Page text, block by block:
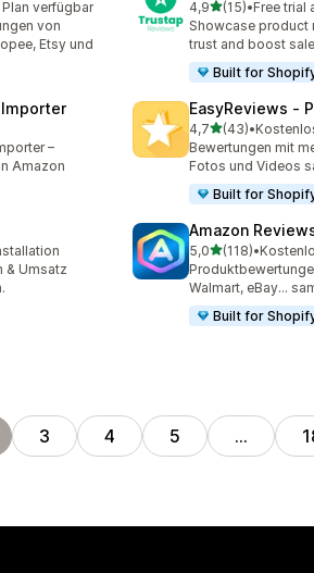
verfügbar
von
Etsy und
4,9von 5 Sternen
(15)
15 Rezensionen
•Free trial
Showcase product
trust and boost
Built for
Importer
–
Amazon
EasyReviews ‑
4,7von 5 Sternen
(43)
43 Rezensionen
•
Bewertungen mit
Fotos und Videos
Built for
& Umsatz
Amazon
5,0von 5 Sternen
(118)
118 Rezensionen
•
Walmart, eBay...
Built for
3 4 5 …